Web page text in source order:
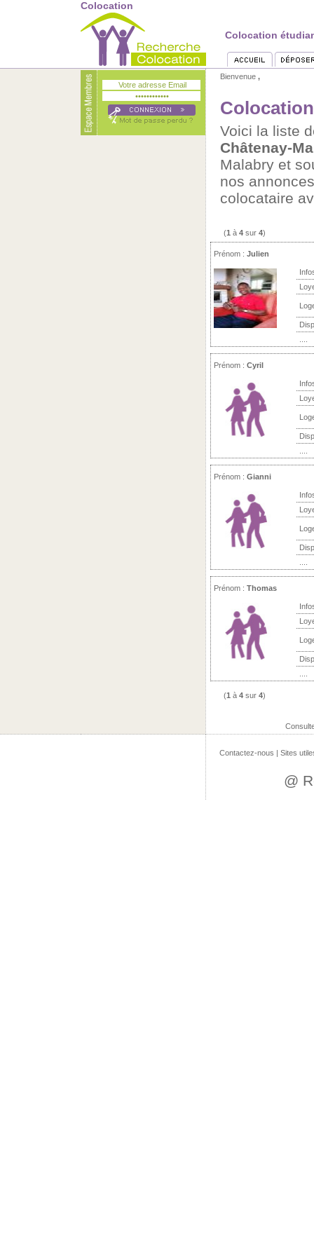
Colocation
Colocation
Bienvenue ,
Voici la liste
Châtenay-
Malabry et
nos
colocataire
(1 à 4 sur 4)
Prénom : Julien
Prénom : Cyril
Prénom : Gianni
Prénom : Thomas
(1 à 4 sur 4)
Contactez-nous | Sites
@